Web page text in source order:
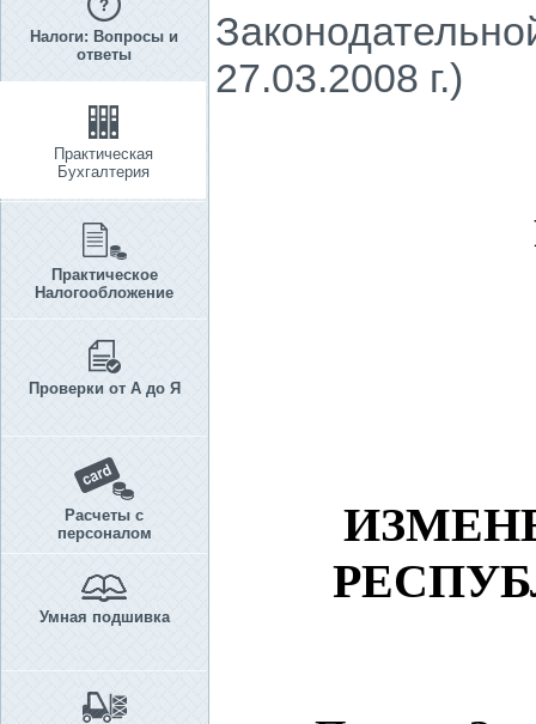
Налоги: Вопросы и
ответы
Практическая
Бухгалтерия
Практическое
Налогообложение
Проверки от А до Я
Расчеты с
персоналом
Умная подшивка
27.03.2008 г.)